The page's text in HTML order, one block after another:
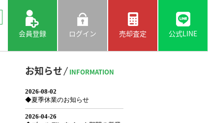
会員登録 ログイン 売却査定 公式LINE
お知らせ INFORMATION